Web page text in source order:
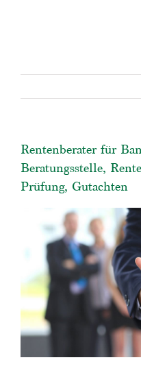
Rentenberater für
Beratungsstelle,
Prüfung, Gutachten